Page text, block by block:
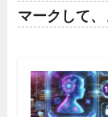
マークして